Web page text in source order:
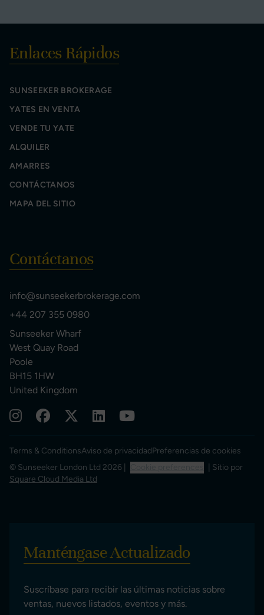
Enlaces Rápidos
SUNSEEKER BROKERAGE
YATES EN VENTA
VENDE TU YATE
ALQUILER
AMARRES
CONTÁCTANOS
MAPA DEL SITIO
Contáctanos
info@sunseekerbrokerage.com
+44 207 355 0980
Sunseeker Wharf
West Quay Road
Poole
BH15 1HW
United Kingdom
Terms & ConditionsAviso de privacidadPreferencias de cookies
© Sunseeker London Ltd 2026 |
| Sitio por
Square Cloud Media Ltd
Manténgase Actualizado
Suscríbase para recibir las últimas noticias sobre
ventas, nuevos listados, eventos y más.